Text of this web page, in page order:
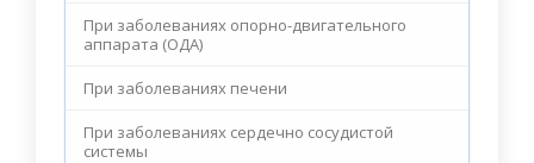
При заболеваниях опорно-двигательного
аппарата (ОДА)
При заболеваниях печени
При заболеваниях сердечно сосудистой
системы